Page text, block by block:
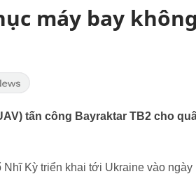
máy bay không
tấn công Bayraktar TB2 cho
Kỳ triển khai tới Ukraine vào ngày